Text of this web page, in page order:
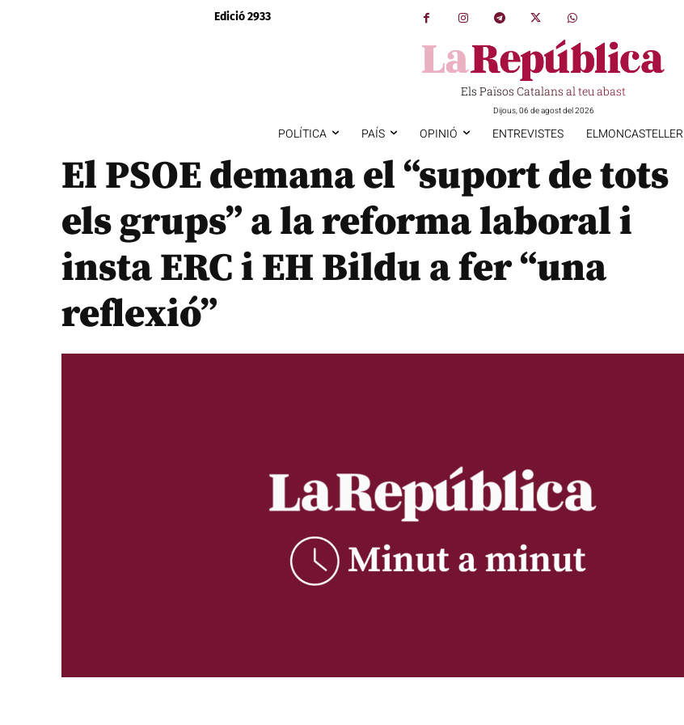
Edició 2933
Els Països Catalans al teu abast
Dijous, 06 de agost del 2026
POLÍTICA PAÍS OPINIÓ ENTREVISTES ELMONCASTELLER
El PSOE demana el “suport de tots
els grups” a la reforma laboral i
insta ERC i EH Bildu a fer “una
reflexió”